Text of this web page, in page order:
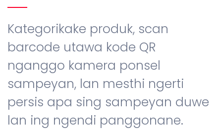
Kategorikake produk, scan
barcode utawa kode QR
nganggo kamera ponsel
sampeyan, lan mesthi ngerti
persis apa sing sampeyan duwe
lan ing ngendi panggonane.